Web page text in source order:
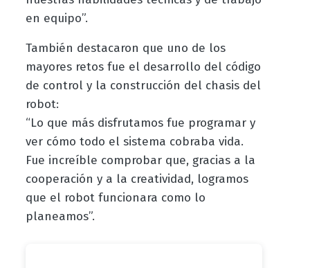
en equipo”.
También destacaron que uno de los
mayores retos fue el desarrollo del código
de control y la construcción del chasis del
robot:
“Lo que más disfrutamos fue programar y
ver cómo todo el sistema cobraba vida.
Fue increíble comprobar que, gracias a la
cooperación y a la creatividad, logramos
que el robot funcionara como lo
planeamos”.